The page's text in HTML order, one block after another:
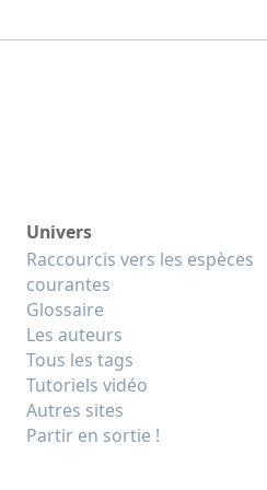
Univers
Raccourcis vers les espèces
courantes
Glossaire
Les auteurs
Tous les tags
Tutoriels vidéo
Autres sites
Partir en sortie !